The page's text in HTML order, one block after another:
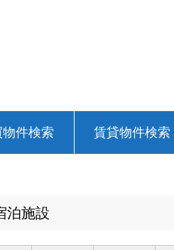
物件検索 賃貸物件検索
泊施設